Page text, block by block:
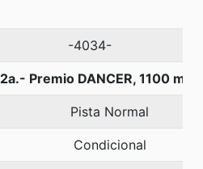
-4034-
2a.- Premio DANCER, 1100
Pista Normal
Condicional